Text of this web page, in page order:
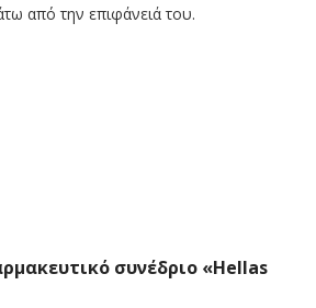
από την επιφάνειά του.
συνέδριο «Hellas